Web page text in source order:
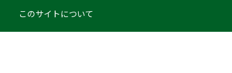
このサイトについて